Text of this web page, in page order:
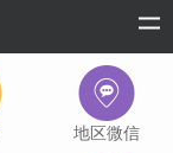
地区微信